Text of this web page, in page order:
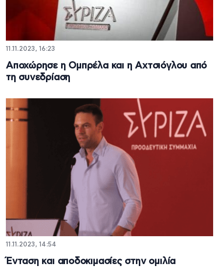
11.11.2023, 16:23
Αποχώρησε η Ομπρέλα και η Αχτσιόγλου από
τη συνεδρίαση
11.11.2023, 14:54
Ένταση και αποδοκιμασίες στην ομιλία